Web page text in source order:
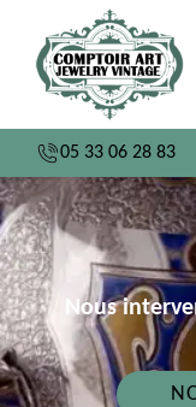
05 33 06 28 83
Nous